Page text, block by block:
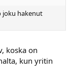
joku hakenut
koska on
kun yritin